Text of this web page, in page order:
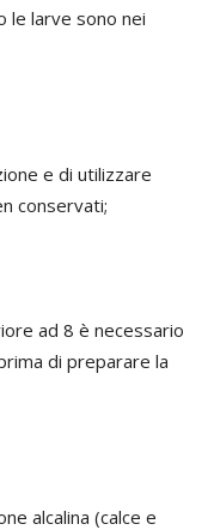
le larve sono nei
e di utilizzare
conservati;
ad 8 è necessario
di preparare la
alcalina (calce e